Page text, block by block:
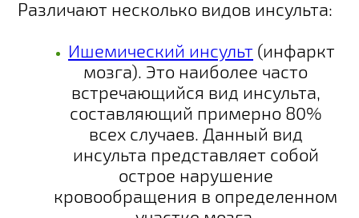
Различают несколько видов инсульта:
Ишемический инсульт (инфаркт
мозга). Это наиболее часто
встречающийся вид инсульта,
составляющий примерно 80%
всех случаев. Данный вид
инсульта представляет собой
острое нарушение
кровообращения в определенном